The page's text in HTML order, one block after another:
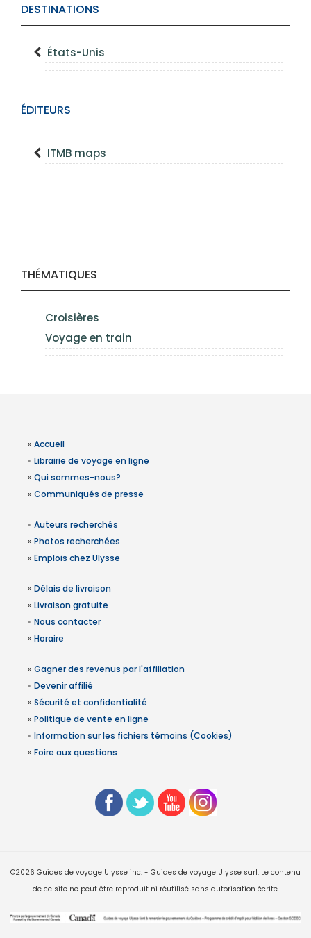
DESTINATIONS
États-Unis
ÉDITEURS
ITMB maps
THÉMATIQUES
Croisières
Voyage en train
» Accueil
» Librairie de voyage en ligne
» Qui sommes-nous?
» Communiqués de presse
» Auteurs recherchés
» Photos recherchées
» Emplois chez Ulysse
» Délais de livraison
» Livraison gratuite
» Nous contacter
» Horaire
» Gagner des revenus par l'affiliation
» Devenir affilié
» Sécurité et confidentialité
» Politique de vente en ligne
» Information sur les fichiers témoins (Cookies)
» Foire aux questions
©2026 Guides de voyage Ulysse inc. - Guides de voyage Ulysse sarl. Le contenu
de ce site ne peut être reproduit ni réutilisé sans autorisation écrite.